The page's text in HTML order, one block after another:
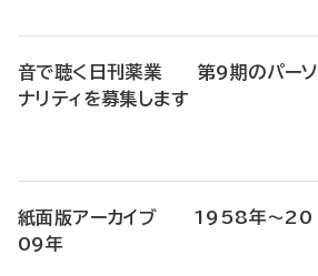
音で聴く日刊薬業 第9期のパーソ
ナリティを募集します
紙面版アーカイブ 1958年～20
09年